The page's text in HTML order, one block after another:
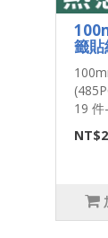
籤
19 件